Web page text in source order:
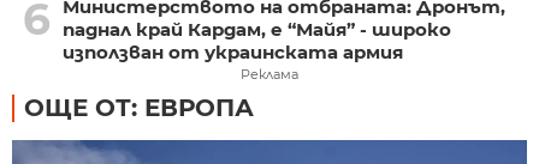
6
Министерството на отбраната: Дронът,
паднал край Кардам, е “Майя” - широко
използван от украинската армия
Реклама
ОЩЕ ОТ: ЕВРОПА